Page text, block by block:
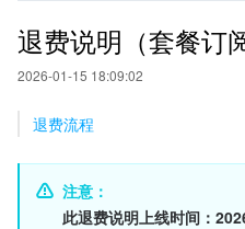
退费说明（套餐订
2026-01-15 18:09:02
退费流程
注意：
此退费说明上线时间：